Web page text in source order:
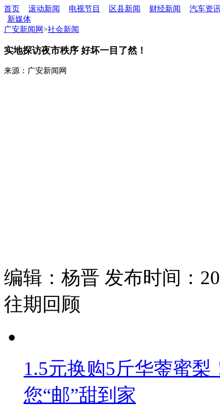
首页 滚动新闻 电视节目 区县新闻 财经新闻
汽车资
新媒体
广安新闻网>社会新闻
实地探访夜市秩序 好坏一目了然！
来源：广安新闻网
编辑：杨晋 发布时间：
往期回顾
1.5元换购5斤华蓥蜜梨
您“邮”甜到家